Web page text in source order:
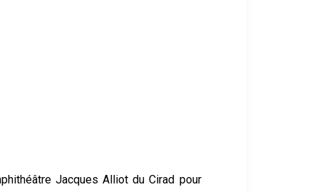
Jacques Alliot du Cirad pour